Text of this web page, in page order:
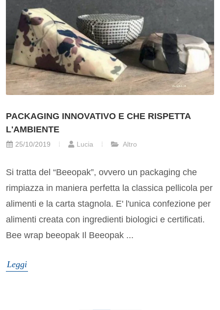
PACKAGING INNOVATIVO E CHE RISPETTA
L'AMBIENTE
25/10/2019 Lucia Altro
Si tratta del “Beeopak”, ovvero un packaging che
rimpiazza in maniera perfetta la classica pellicola per
alimenti e la carta stagnola. E' l'unica confezione per
alimenti creata con ingredienti biologici e certificati.
Bee wrap beeopak Il Beeopak ...
Leggi